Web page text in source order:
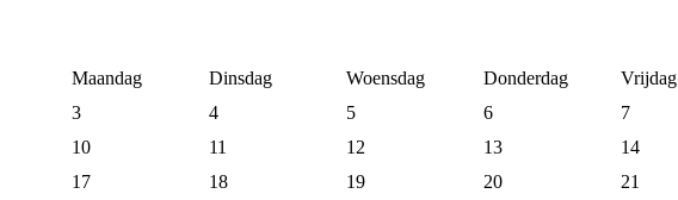
Maandag Dinsdag Woensdag Donderdag
Vrijdag
3 4 5 6
7
10 11 12 13
14
17 18 19 20
21